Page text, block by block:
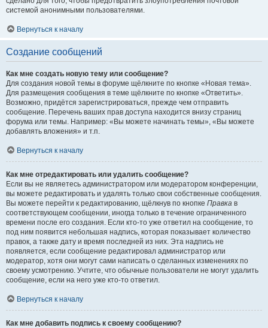
системой анонимными пользователями.
Вернуться к началу
Создание сообщений
Как мне создать новую тему или сообщение?
Для создания новой темы в форуме щёлкните по кнопке «Новая тема».
Для размещения сообщения в теме щёлкните по кнопке «Ответить».
Возможно, придётся зарегистрироваться, прежде чем отправить
сообщение. Перечень ваших прав доступа находится внизу страниц
форума или темы. Например: «Вы можете начинать темы», «Вы можете
добавлять вложения» и т.п.
Вернуться к началу
Как мне отредактировать или удалить сообщение?
Если вы не являетесь администратором или модератором конференции,
вы можете редактировать и удалять только свои собственные сообщения.
Вы можете перейти к редактированию, щёлкнув по кнопке Правка в
соответствующем сообщении, иногда только в течение ограниченного
времени после его создания. Если кто-то уже ответил на сообщение, то
под ним появится небольшая надпись, которая показывает количество
правок, а также дату и время последней из них. Эта надпись не
появляется, если сообщение редактировал администратор или
модератор, хотя они могут сами написать о сделанных изменениях по
своему усмотрению. Учтите, что обычные пользователи не могут удалить
сообщение, если на него уже кто-то ответил.
Вернуться к началу
Как мне добавить подпись к своему сообщению?